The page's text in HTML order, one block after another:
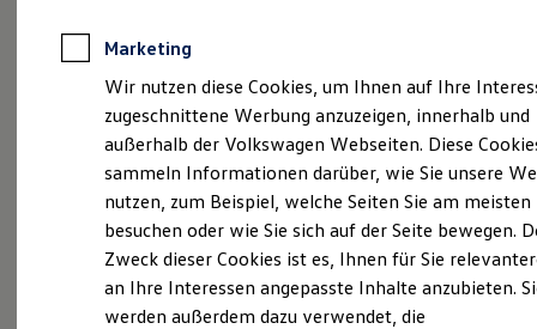
Anpfiff zum Gewinn
Elektroautos
ID. Tutorials
Elektrofahrzeugkonzepte
Reichweite
Reichweite der ID. Modelle
Reichweite im Winter
Laden
Laden unterwegs
Laden Zuhause
Impressum & Rechtliches
Seit 1932. HOFFMANN
Als innovatives und zukunftsorientiertes
Familienunternehmen mit inzwischen mehr als
280 Mitarbeitern an 6 Standorten wissen wir,
dass unser Erfolg maßgeblich von der
Marketing
Wir nutzen diese Cookies, um Ihnen auf Ihre
zugeschnittene Werbung anzuzeigen, innerhalb und
außerhalb der Volkswagen Webseiten. Diese
sammeln Informationen darüber, wie Sie unsere
nutzen, zum Beispiel, welche Seiten Sie am meisten
besuchen oder wie Sie sich auf der Seite bewegen.
Zweck dieser Cookies ist es, Ihnen für Sie
an Ihre Interessen angepasste Inhalte anzubieten.
werden außerdem dazu verwendet, die